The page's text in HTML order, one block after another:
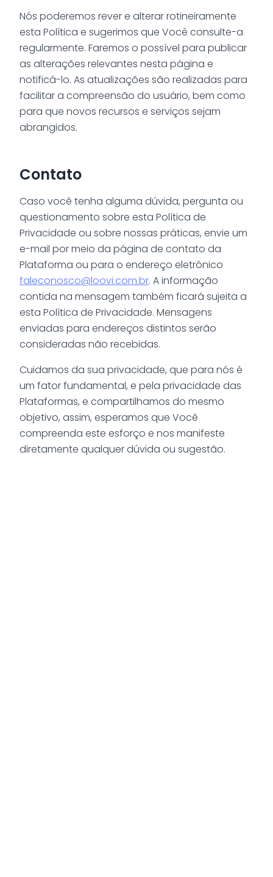
Nós poderemos rever e alterar rotineiramente
esta Política e sugerimos que Você consulte-a
regularmente. Faremos o possível para publicar
as alterações relevantes nesta página e
notificá-lo. As atualizações são realizadas para
facilitar a compreensão do usuário, bem como
para que novos recursos e serviços sejam
abrangidos.
Contato
Caso você tenha alguma dúvida, pergunta ou
questionamento sobre esta Política de
Privacidade ou sobre nossas práticas, envie um
e-mail por meio da página de contato da
Plataforma ou para o endereço eletrônico
faleconosco@loovi.com.br. A informação
contida na mensagem também ficará sujeita a
esta Política de Privacidade. Mensagens
enviadas para endereços distintos serão
consideradas não recebidas.
Cuidamos da sua privacidade, que para nós é
um fator fundamental, e pela privacidade das
Plataformas, e compartilhamos do mesmo
objetivo, assim, esperamos que Você
compreenda este esforço e nos manifeste
diretamente qualquer dúvida ou sugestão.